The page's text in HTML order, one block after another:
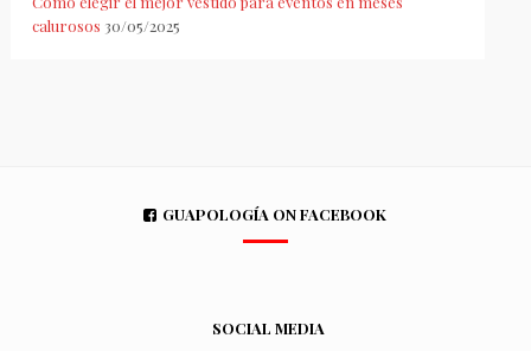
calurosos 30/05/2025
GUAPOLOGÍA ON FACEBOOK
SOCIAL MEDIA